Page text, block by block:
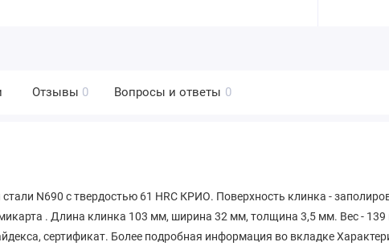
Отзывы 0 Вопросы и ответы 0
N690 с твердостью 61 HRC КРИО. Поверхность клинка -
. Длина клинка 103 мм, ширина 32 мм, толщина 3,5 мм. Вес - 139
сертификат. Более подробная информация во вкладке